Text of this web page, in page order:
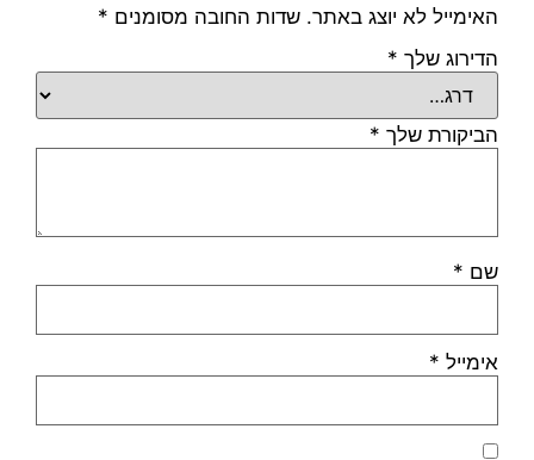
האימייל לא יוצג באתר. שדות החובה מסומנים *
הדירוג שלך *
הביקורת שלך *
שם *
אימייל *